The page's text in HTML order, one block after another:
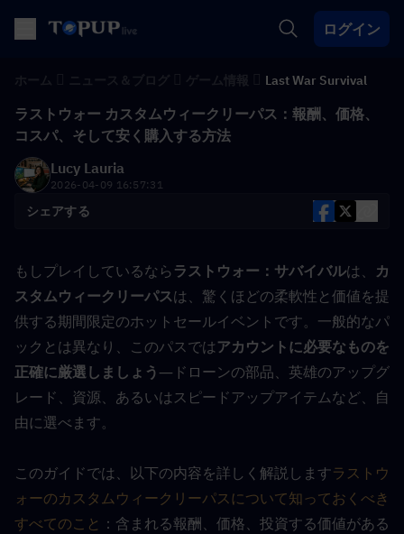
ログイン
Last War Survival
ラストウォー カスタムウィークリーパス：報酬、価格、
コスパ、そして安く購入する方法
Lucy Lauria
2026-04-09 16:57:31
シェアする
もしプレイしているならラストウォー：サバイバルは、 カ
スタムウィークリーパスは、驚くほどの柔軟性と価値を提
供する期間限定のホットセールイベントです。一般的なパ
ックとは異なり、このパスではアカウントに必要なものを
正確に厳選しましょう—ドローンの部品、英雄のアップグ
レード、資源、あるいはスピードアップアイテムなど、自
由に選べます。
このガイドでは、以下の内容を詳しく解説しますラストウ
ォーのカスタムウィークリーパスについて知っておくべき
すべてのこと ：含まれる報酬、価格、投資する価値がある